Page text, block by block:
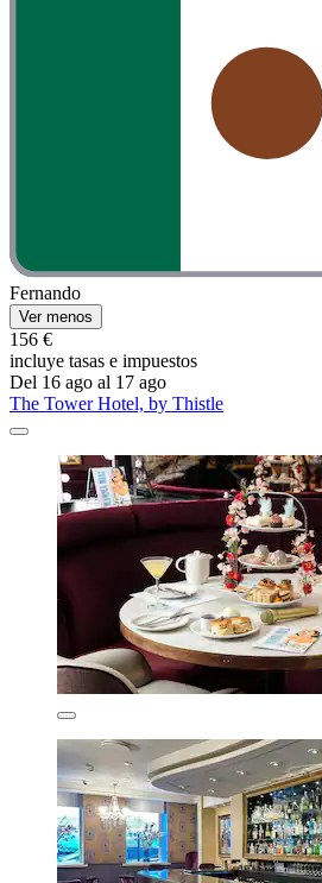
Fernando
Ver menos
156 €
incluye tasas e impuestos
Del 16 ago al 17 ago
The Tower Hotel, by Thistle